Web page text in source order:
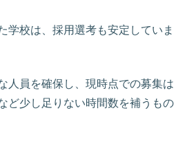
学校は、採用選考も安定していま
人員を確保し、現時点での募集は
ど少し足りない時間数を補うもの